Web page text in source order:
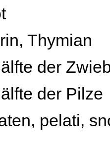
Thymian
der
der Pilze
pelati,